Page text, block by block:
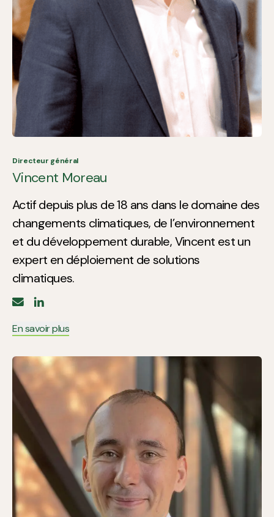
Directeur général
Vincent Moreau
Actif depuis plus de 18 ans dans le domaine des
changements climatiques, de l’environnement
et du développement durable, Vincent est un
expert en déploiement de solutions
climatiques.
En savoir plus